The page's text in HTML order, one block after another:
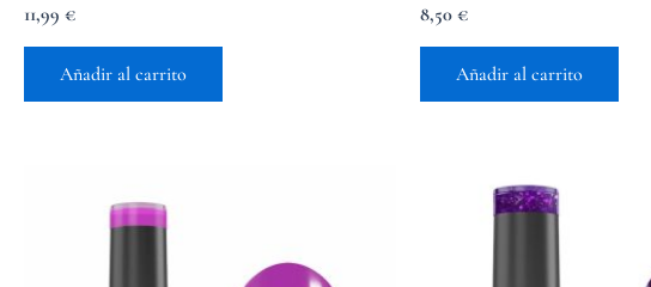
Valorado
con
5.00
11,99 €
Añadir al carrito
Valorado
con
5.00
8,50 €
Añadir al carrito